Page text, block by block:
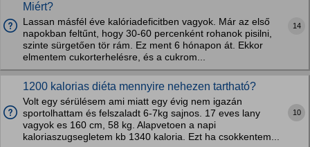
Miért?
Lassan másfél éve kalóriadeficitben vagyok. Már az első
napokban feltűnt, hogy 30-60 percenként rohanok pisilni,
szinte sürgetően tör rám. Ez ment 6 hónapon át. Ekkor
elmentem cukorterhelésre, és a cukrom...
14
1200 kalorias diéta mennyire nehezen tartható?
Volt egy sérülésem ami miatt egy évig nem igazán
sportolhattam és felszaladt 6-7kg sajnos. 17 eves lany
vagyok es 160 cm, 58 kg. Alapvetoen a napi
kaloriaszugsegletem kb 1340 kaloria. Ezt ha csokkentem...
10